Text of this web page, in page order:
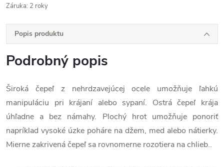
Záruka: 2 roky
Popis produktu
Podrobný popis
Široká čepeľ z nehrdzavejúcej ocele umožňuje ľahkú
manipuláciu pri krájaní alebo sypaní. Ostrá čepeľ krája
úhľadne a bez námahy. Plochý hrot umožňuje ponoriť
napríklad vysoké úzke poháre na džem, med alebo nátierky.
Mierne zakrivená čepeľ sa rovnomerne rozotiera na chlieb..